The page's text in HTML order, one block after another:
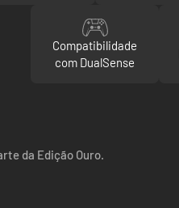
Compatibilidade
com DualSense
da Edição Ouro.